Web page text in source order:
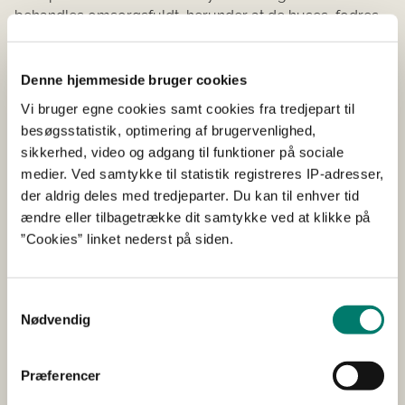
Denne hjemmeside bruger cookies
Vi bruger egne cookies samt cookies fra tredjepart til
besøgsstatistik, optimering af brugervenlighed,
sikkerhed, video og adgang til funktioner på sociale
medier. Ved samtykke til statistik registreres IP-adresser,
der aldrig deles med tredjeparter. Du kan til enhver tid
ændre eller tilbagetrække dit samtykke ved at klikke på
”Cookies” linket nederst på siden.
Nødvendig
Præferencer
behandles omsorgsfuldt, herunder at de huses, fodres,
vandes og passes under hensyntagen til deres
behov i overensstemmelse med anerkendte praktiske
og videnskabelige erfaringer.
Rådet finder, at hunden, ved gennem en længere
periode ikke at være fodret sufficient, så den tabte sig fra
23 til 12 kilo, ikke er blevet behandlet omsorgsfuldt og
huset, fodret, vandet og passet under hensyntagen til
dens fysiologiske, adfærdsmæssige og
sundhedsmæssige behov. Hunden har, ved ikke af blive
vand, så den fremstod dehydreret, været udsat for høj
grad af smerte, lidelse, angst, varigt mén og væsentlig